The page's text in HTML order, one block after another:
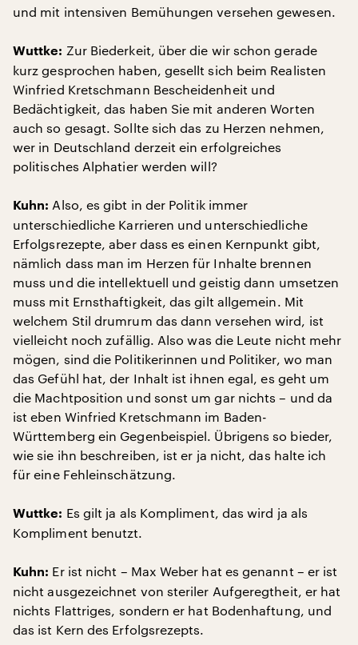
und mit intensiven Bemühungen versehen gewesen.
Wuttke: Zur Biederkeit, über die wir schon gerade
kurz gesprochen haben, gesellt sich beim Realisten
Winfried Kretschmann Bescheidenheit und
Bedächtigkeit, das haben Sie mit anderen Worten
auch so gesagt. Sollte sich das zu Herzen nehmen,
wer in Deutschland derzeit ein erfolgreiches
politisches Alphatier werden will?
Kuhn: Also, es gibt in der Politik immer
unterschiedliche Karrieren und unterschiedliche
Erfolgsrezepte, aber dass es einen Kernpunkt gibt,
nämlich dass man im Herzen für Inhalte brennen
muss und die intellektuell und geistig dann umsetzen
muss mit Ernsthaftigkeit, das gilt allgemein. Mit
welchem Stil drumrum das dann versehen wird, ist
vielleicht noch zufällig. Also was die Leute nicht mehr
mögen, sind die Politikerinnen und Politiker, wo man
das Gefühl hat, der Inhalt ist ihnen egal, es geht um
die Machtposition und sonst um gar nichts – und da
ist eben Winfried Kretschmann im Baden-
Württemberg ein Gegenbeispiel. Übrigens so bieder,
wie sie ihn beschreiben, ist er ja nicht, das halte ich
für eine Fehleinschätzung.
Wuttke: Es gilt ja als Kompliment, das wird ja als
Kompliment benutzt.
Kuhn: Er ist nicht – Max Weber hat es genannt – er ist
nicht ausgezeichnet von steriler Aufgeregtheit, er hat
nichts Flattriges, sondern er hat Bodenhaftung, und
das ist Kern des Erfolgsrezepts.